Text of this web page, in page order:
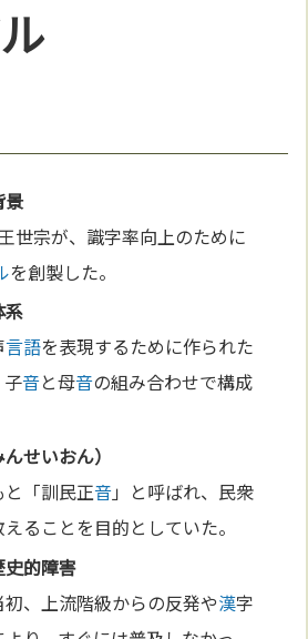
景
世宗が、識字率向上のために
を創製した。
系
言語を表現するために作られた
子音と母音の組み合わせで構成
んせいおん）
と「訓民正音」と呼ばれ、民衆
ることを目的としていた。
史的障害
、上流階級からの反発や漢字